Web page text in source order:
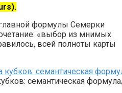
формулы Семерки
«выбор из мнимых
всей полноты карты
семантическая